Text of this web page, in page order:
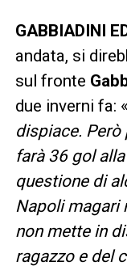
GABBIADINI
andata, si
sul fronte
due inverni fa: «
dispiace. Però
farà 36 gol
questione di
Napoli magari
non mette in
ragazzo e del